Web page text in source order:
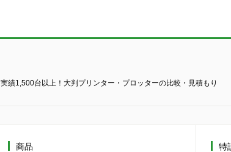
実績1,500台以上！大判プリンター・プロッターの比較・見積もり
商品 特